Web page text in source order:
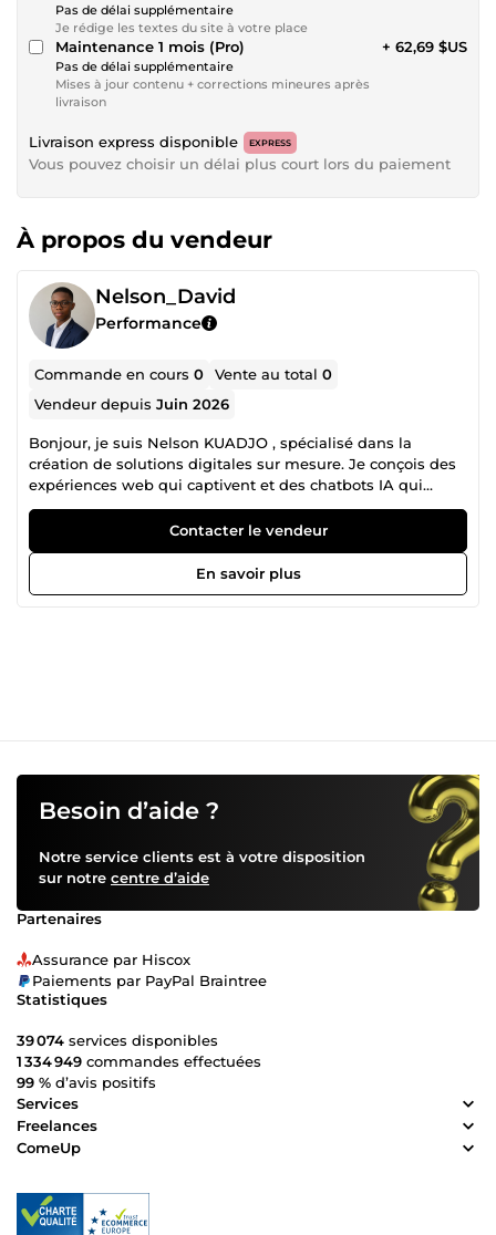
Pas de délai supplémentaire
Je rédige les textes du site à votre place
Maintenance 1 mois (Pro)
Pas de délai supplémentaire
Mises à jour contenu + corrections mineures après
livraison
+ 62,69 $US
Livraison express disponible EXPRESS
Vous pouvez choisir un délai plus court lors du paiement
À propos du vendeur
Nelson_David
Performance
Commande en cours0 Vente au total0
Vendeur depuisJuin 2026
Bonjour, je suis Nelson KUADJO , spécialisé dans la
création de solutions digitales sur mesure. Je conçois des
expériences web qui captivent et des chatbots IA qui
convertissent 24h/24, sans effort de votre part. Restaurants,
coachs, consultants, e-commerçants , je vous aide à avoir
une présence en ligne qui impressionne et un système
qui ne rate aucun prospect. Parmi mes réalisations :
Structura BTP (site BTP animé structura-btp.vercel.app),
Contacter le vendeur
En savoir plus
Besoin d’aide ?
Notre service clients est à votre disposition
sur notre centre d’aide
Partenaires
Assurance par Hiscox
Paiements par PayPal Braintree
Statistiques
39 074 services disponibles
1 334 949 commandes effectuées
99 % d’avis positifs
Services
Freelances
ComeUp